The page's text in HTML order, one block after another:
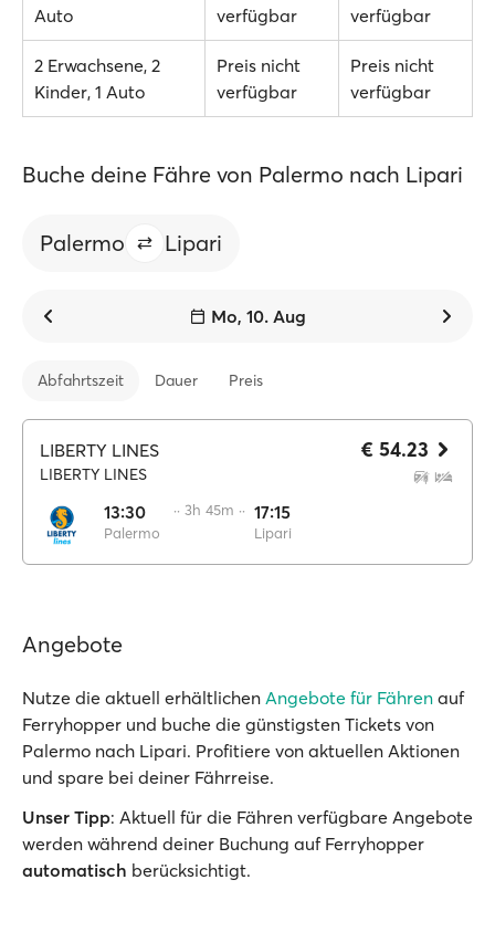
Auto
verfügbar
verfügbar
2 Erwachsene, 2
Kinder, 1 Auto
Preis nicht
verfügbar
Preis nicht
verfügbar
Buche deine Fähre von Palermo nach Lipari
Palermo Lipari
Mo, 10. Aug
Abfahrtszeit Dauer Preis
LIBERTY LINES
LIBERTY LINES
13:30
Palermo
·· 3h 45m ·· 17:15
Lipari
€ 54.23
Angebote
Nutze die aktuell erhältlichen Angebote für Fähren auf
Ferryhopper und buche die günstigsten Tickets von
Palermo nach Lipari. Profitiere von aktuellen Aktionen
und spare bei deiner Fährreise.
Unser Tipp: Aktuell für die Fähren verfügbare Angebote
werden während deiner Buchung auf Ferryhopper
automatisch berücksichtigt.